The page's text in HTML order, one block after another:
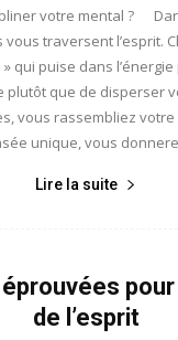
votre mental ?
traversent l’esprit.
qui puise dans
plutôt que de disperser
vous rassembliez
unique, vous
Lire la suite
de l’esprit